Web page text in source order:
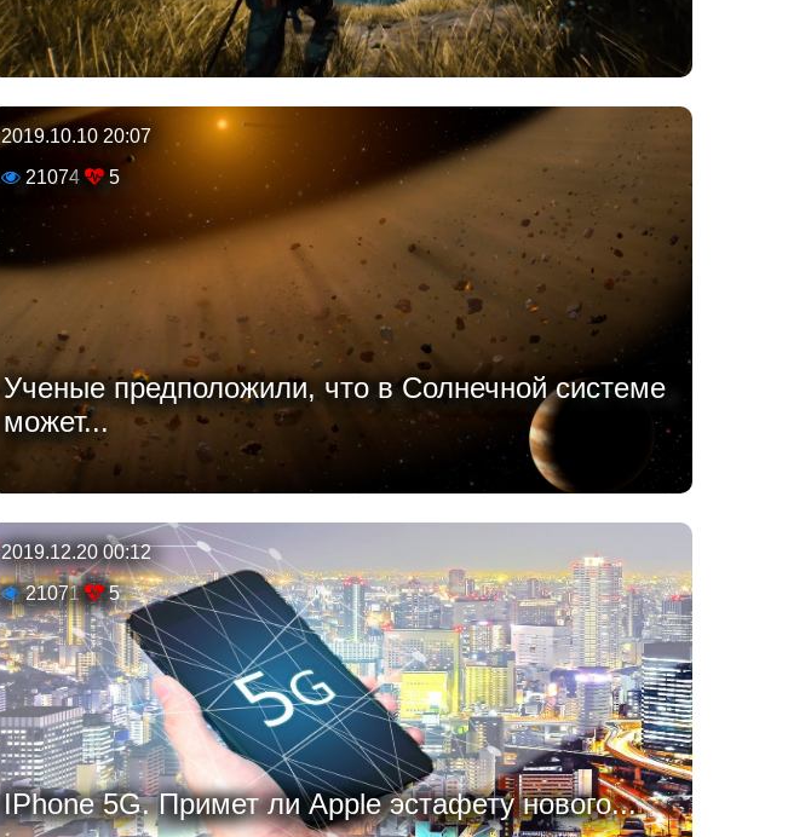
2019.10.10 20:07
21074
5
Ученые предположили, что в Солнечной системе
может...
2019.12.20 00:12
21071
5
IPhone 5G. Примет ли Apple эстафету нового...